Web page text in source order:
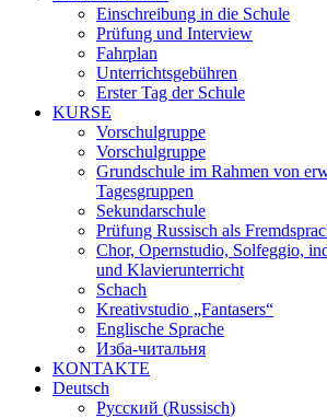
Einschreibung in die Schule
Prüfung und Interview
Fahrplan
Unterrichtsgebühren
Erster Tag der Schule
KURSE
Vorschulgruppe
Vorschulgruppe
Grundschule im Rahmen von
Tagesgruppen
Sekundarschule
Prüfung Russisch als
Chor, Opernstudio, Solfeggio,
und Klavierunterricht
Schach
Kreativstudio „Fantasers“
Englische Sprache
Изба-читальня
KONTAKTE
Deutsch
Русский (Russisch)